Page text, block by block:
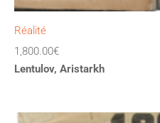
Réalité
1,800.00€
Lentulov, Aristarkh